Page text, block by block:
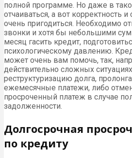
полной программе. Но даже в
отчаиваться, а вот корректность
очень пригодиться. Необходимо
звонки и хотя бы небольшими
месяц гасить кредит,
психологическому давлению.
может очень вам помочь, так,
действительно сложных
реструктуризацию долга,
ежемесячные платежи, либо
просроченный платеж в случае
задолженности.
Долгосрочная
по кредиту